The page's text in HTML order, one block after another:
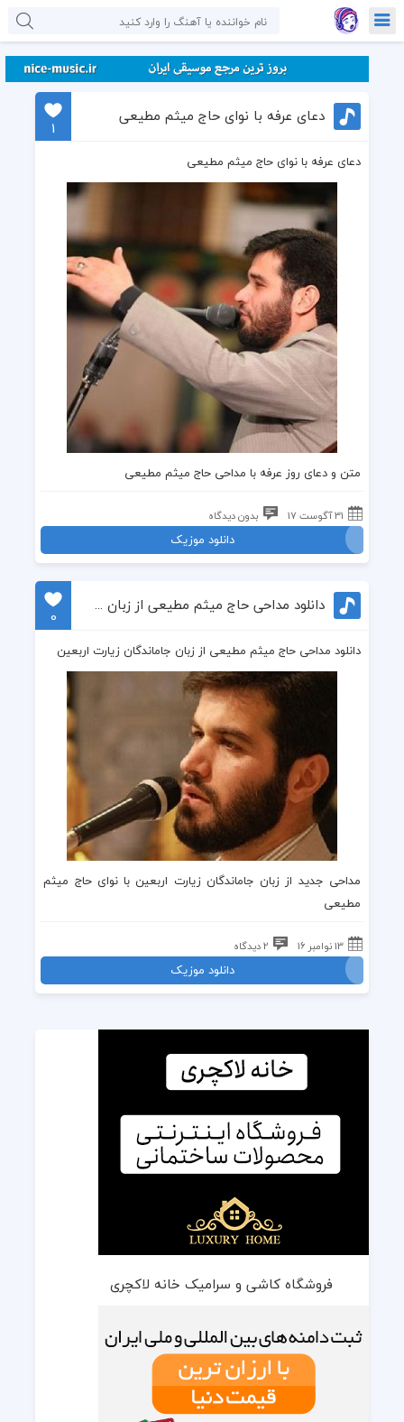
دعای عرفه با نوای حاج میثم مطیعی
1
دعای عرفه با نوای حاج میثم مطیعی
متن و دعای روز عرفه با مداحی حاج میثم مطیعی
31 آگوست 17 بدون دیدگاه
دانلود موزیک
دانلود مداحی حاج میثم مطیعی از زبان جاماندگان زیارت اربعین
0
دانلود مداحی حاج میثم مطیعی از زبان جاماندگان زیارت اربعین
مداحی جدید از زبان جاماندگان زیارت اربعین با نوای حاج میثم
مطیعی
13 نوامبر 16 2 دیدگاه
دانلود موزیک
فروشگاه کاشی و سرامیک خانه لاکچری